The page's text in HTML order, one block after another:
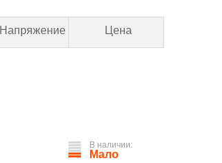
Напряжение Цена
В наличии:
Мало